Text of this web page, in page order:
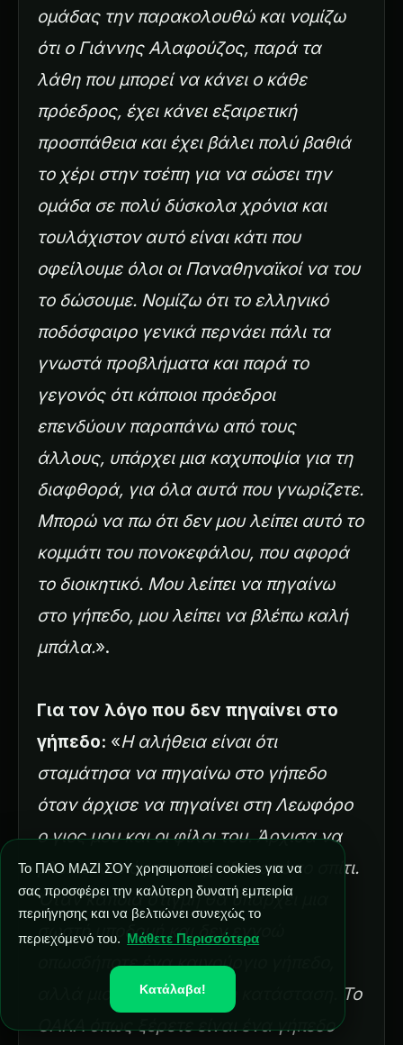
Το ΠΑΟ ΜΑΖΙ ΣΟΥ χρησιμοποιεί cookies για να
σας προσφέρει την καλύτερη δυνατή εμπειρία
περιήγησης και να βελτιώνει συνεχώς το
περιεχόμενό του. Μάθετε Περισσότερα
Κατάλαβα!
ομάδας την παρακολουθώ και νομίζω
ότι ο Γιάννης Αλαφούζος, παρά τα
λάθη που μπορεί να κάνει ο κάθε
πρόεδρος, έχει κάνει εξαιρετική
προσπάθεια και έχει βάλει πολύ βαθιά
το χέρι στην τσέπη για να σώσει την
ομάδα σε πολύ δύσκολα χρόνια και
τουλάχιστον αυτό είναι κάτι που
οφείλουμε όλοι οι Παναθηναϊκοί να του
το δώσουμε. Νομίζω ότι το ελληνικό
ποδόσφαιρο γενικά περνάει πάλι τα
γνωστά προβλήματα και παρά το
γεγονός ότι κάποιοι πρόεδροι
επενδύουν παραπάνω από τους
άλλους, υπάρχει μια καχυποψία για τη
διαφθορά, για όλα αυτά που γνωρίζετε.
Μπορώ να πω ότι δεν μου λείπει αυτό το
κομμάτι του πονοκεφάλου, που αφορά
το διοικητικό. Μου λείπει να πηγαίνω
στο γήπεδο, μου λείπει να βλέπω καλή
μπάλα.».
Για τον λόγο που δεν πηγαίνει στο
γήπεδο: «Η αλήθεια είναι ότι
σταμάτησα να πηγαίνω στο γήπεδο
όταν άρχισε να πηγαίνει στη Λεωφόρο
ο γιος μου και οι φίλοι του. Άρχισα να
βλέπω λοιπόν τα παιχνίδια από το σπίτι.
Όταν κάποια στιγμή θα υπάρχει μια
σωστή υποδομή και δεν εννοώ
οπωσδήποτε ένα καινούργιο γήπεδο,
αλλά μια πιο ανθρώπινη κατάσταση. Το
ΟΑΚΑ όπως ξέρετε είναι ένα γήπεδο